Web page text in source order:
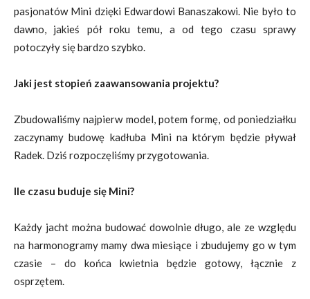
pasjonatów Mini dzięki Edwardowi Banaszakowi. Nie było to
dawno, jakieś pół roku temu, a od tego czasu sprawy
potoczyły się bardzo szybko.
Jaki jest stopień zaawansowania projektu?
Zbudowaliśmy najpierw model, potem formę, od poniedziałku
zaczynamy budowę kadłuba Mini na którym będzie pływał
Radek. Dziś rozpoczęliśmy przygotowania.
Ile czasu buduje się Mini?
Każdy jacht można budować dowolnie długo, ale ze względu
na harmonogramy mamy dwa miesiące i zbudujemy go w tym
czasie – do końca kwietnia będzie gotowy, łącznie z
osprzętem.